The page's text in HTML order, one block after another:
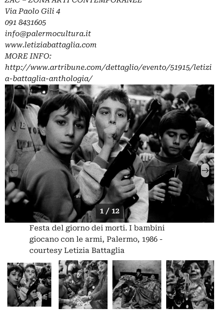
Via Paolo Gili 4
091 8431605
info@palermocultura.it
www.letiziabattaglia.com
MORE INFO:
http://www.artribune.com/dettaglio/evento/51915/letizi
a-battaglia-anthologia/
1 / 12
Festa del giorno dei morti. I bambini
giocano con le armi, Palermo, 1986 -
courtesy Letizia Battaglia